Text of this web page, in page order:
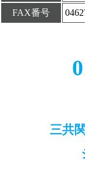
FAX番号
三共